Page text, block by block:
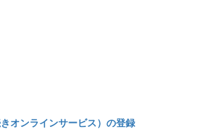
オンラインサービス）の登録